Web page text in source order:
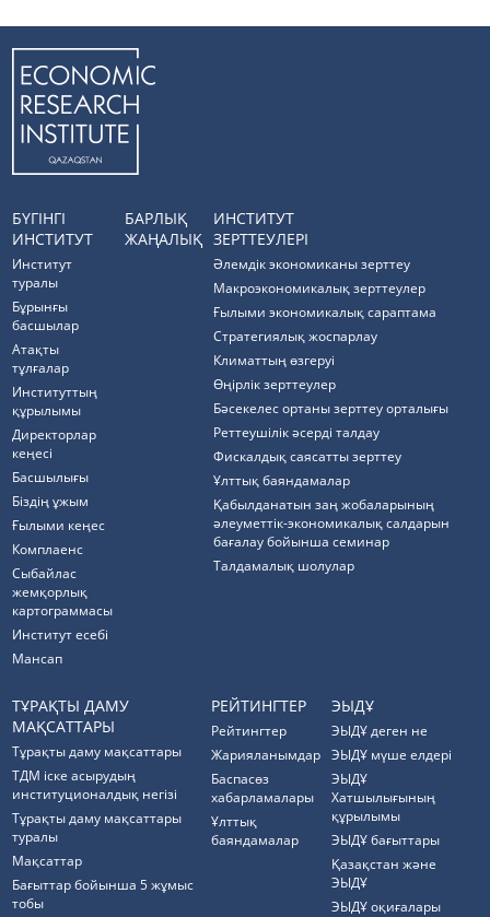
БҮГІНГІ
ИНСТИТУТ
Институт
туралы
Бұрынғы
басшылар
Атақты
тұлғалар
Институттың
құрылымы
Директорлар
кеңесі
Басшылығы
Біздің ұжым
Ғылыми кеңес
Комплаенс
Cыбайлас
жемқорлық
картограммасы
Институт есебі
Мансап
БАРЛЫҚ
ЖАҢАЛЫҚ
ИНСТИТУТ
ЗЕРТТЕУЛЕРІ
Әлемдік экономиканы зерттеу
Макроэкономикалық зерттеулер
Ғылыми экономикалық сараптама
Стратегиялық жоспарлау
Климаттың өзгеруі
Өңірлік зерттеулер
Бәсекелес ортаны зерттеу орталығы
Реттеушілік әсерді талдау
Фискалдық саясатты зерттеу
Ұлттық баяндамалар
Қабылданатын заң жобаларының
әлеуметтік-экономикалық салдарын
бағалау бойынша семинар
Талдамалық шолулар
ТҰРАҚТЫ ДАМУ
МАҚСАТТАРЫ
Тұрақты даму мақсаттары
ТДМ іске асырудың
институционалдық негізі
Тұрақты даму мақсаттары
туралы
Мақсаттар
Бағыттар бойынша 5 жұмыс
тобы
РЕЙТИНГТЕР
Рейтингтер
Жарияланымдар
Баспасөз
хабарламалары
Ұлттық
баяндамалар
ЭЫДҰ
ЭЫДҰ деген не
ЭЫДҰ мүше елдері
ЭЫДҰ
Хатшылығының
құрылымы
ЭЫДҰ бағыттары
Қазақстан және
ЭЫДҰ
ЭЫДҰ оқиғалары